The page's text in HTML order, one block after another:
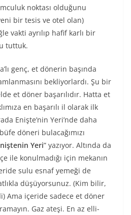
noktası olduğunu
bir tesis ve otel olan)
vakti ayrılıp hafif karlı bir
tuttuk.
genç, et dönerin başında
bekliyorlardı. Şu bir
et döner başarılıdır. Hatta et
en başarılı il olarak ilk
Enişte’nin Yeri’nde daha
döneri bulacağımızı
Yeri” yazıyor. Altında da
ile konulmadığı için mekanın
sulu esnaf yemeği de
düşüyorsunuz. (Kim bilir,
Ama içeride sadece et döner
Gaz ateşi. En az elli-